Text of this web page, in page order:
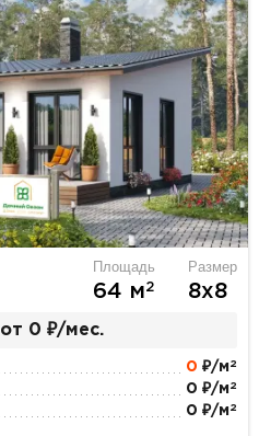
Площадь
64 м2
Размер
8х8
от 0 ₽/мес.
0 ₽/м 2
0 ₽/м 2
0 ₽/м 2